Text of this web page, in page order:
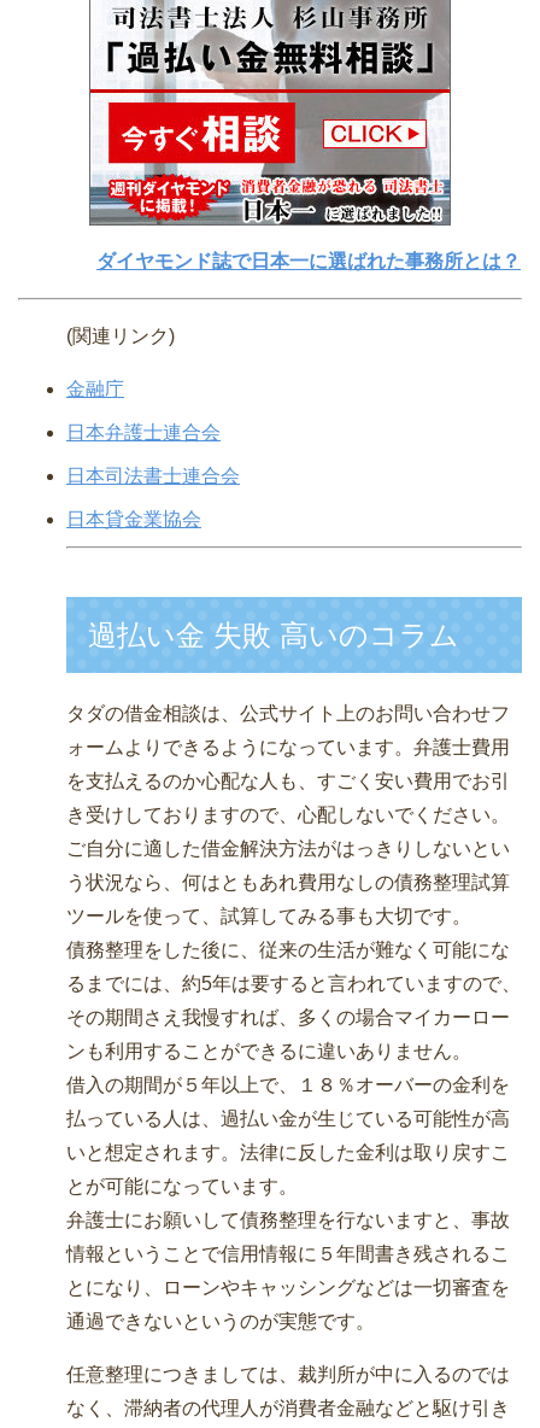
ダイヤモンド誌で日本一に選ばれた事務所とは？
(関連リンク)
金融庁
日本弁護士連合会
日本司法書士連合会
日本貸金業協会
過払い金 失敗 高いのコラム
タダの借金相談は、公式サイト上のお問い合わせフ
ォームよりできるようになっています。弁護士費用
を支払えるのか心配な人も、すごく安い費用でお引
き受けしておりますので、心配しないでください。
ご自分に適した借金解決方法がはっきりしないとい
う状況なら、何はともあれ費用なしの債務整理試算
ツールを使って、試算してみる事も大切です。
債務整理をした後に、従来の生活が難なく可能にな
るまでには、約5年は要すると言われていますので、
その期間さえ我慢すれば、多くの場合マイカーロー
ンも利用することができるに違いありません。
借入の期間が５年以上で、１８％オーバーの金利を
払っている人は、過払い金が生じている可能性が高
いと想定されます。法律に反した金利は取り戻すこ
とが可能になっています。
弁護士にお願いして債務整理を行ないますと、事故
情報ということで信用情報に５年間書き残されるこ
とになり、ローンやキャッシングなどは一切審査を
通過できないというのが実態です。
任意整理につきましては、裁判所が中に入るのでは
なく、滞納者の代理人が消費者金融などと駆け引き